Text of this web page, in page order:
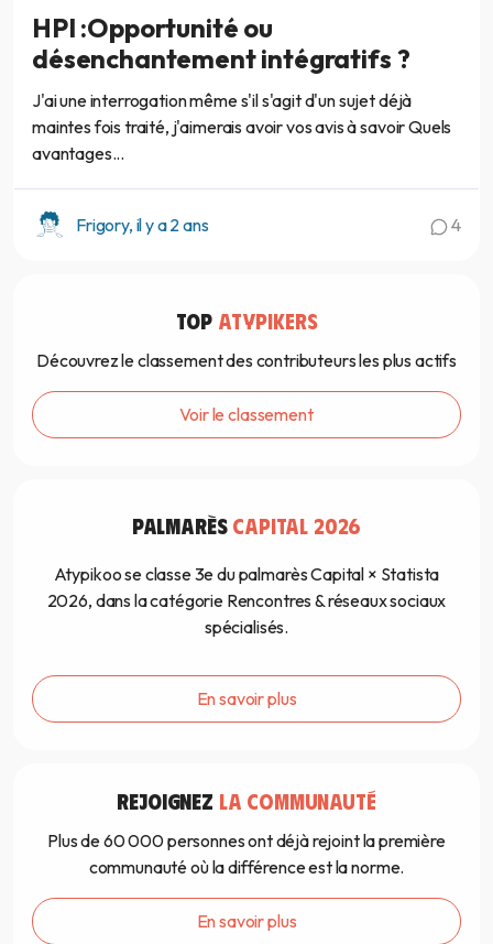
HPI :Opportunité ou
désenchantement intégratifs ?
J'ai une interrogation même s'il s'agit d'un sujet déjà
maintes fois traité, j'aimerais avoir vos avis à savoir Quels
avantages...
Frigory, il y a 2 ans 4
TOP ATYPIKERS
Découvrez le classement des contributeurs les plus actifs
Voir le classement
PALMARÈS CAPITAL 2026
Atypikoo se classe 3e du palmarès Capital × Statista
2026, dans la catégorie Rencontres & réseaux sociaux
spécialisés.
En savoir plus
REJOIGNEZ LA COMMUNAUTÉ
Plus de 60 000 personnes ont déjà rejoint la première
communauté où la différence est la norme.
En savoir plus